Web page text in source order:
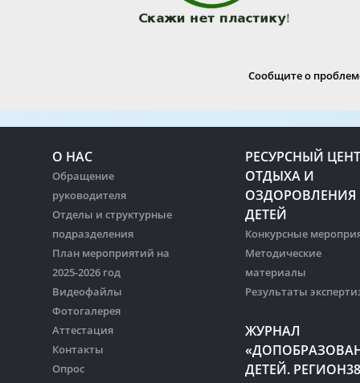
Сообщите о
О НАС
Обращение
руководителя
Отделы и структурные
подразделения
План мероприятий на
2025-2026 год
Видеофайлы
Фотогалерея
Аттестация
Контакты
Опрос
РЕСУРСНЫЙ
ОТДЫХА И
ОЗДОРОВЛЕНИЯ
ДЕТЕЙ
Конкурсные
Методические
материалы
Результаты
ЖУРНАЛ
ДЕТЕЙ.